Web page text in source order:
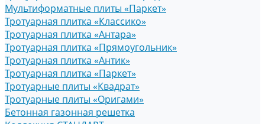
Мультиформатные плиты «Паркет»
Тротуарная плитка «Классико»
Тротуарная плитка «Антара»
Тротуарная плитка «Прямоугольник»
Тротуарная плитка «Антик»
Тротуарная плитка «Паркет»
Тротуарные плиты «Квадрат»
Тротуарные плиты «Оригами»
Бетонная газонная решетка